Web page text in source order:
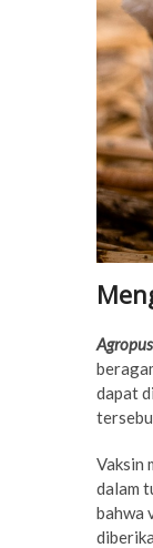
dapat
Vaksin
dalam
bahwa